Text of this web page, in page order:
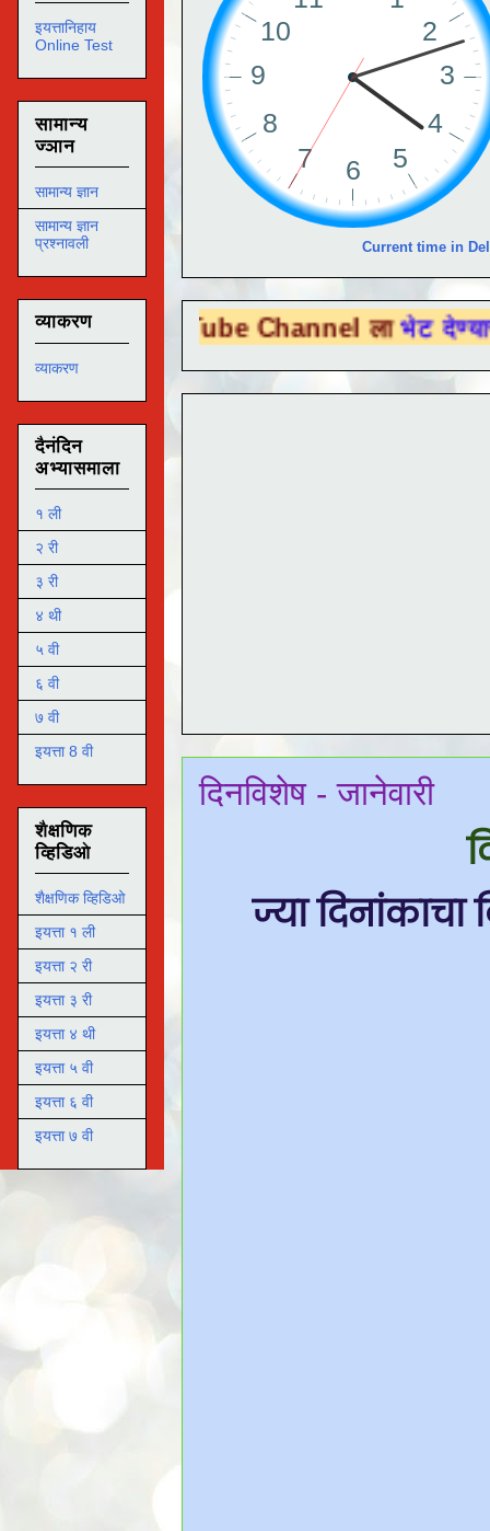
Current time in
You Tube Channel लाभेट देण्यासाठी येथे
दिनविशेष - जानेवारी
ज्या
इयत्तानिहाय
Online Test
सामान्य
ज्ञान
सामान्य ज्ञान
सामान्य ज्ञान
प्रश्नावली
व्याकरण
व्याकरण
दैनंदिन
अभ्यासमाला
१ ली
२ री
३ री
४ थी
५ वी
६ वी
७ वी
इयत्ता 8 वी
शैक्षणिक
व्हिडिओ
शैक्षणिक व्हिडिओ
इयत्ता १ ली
इयत्ता २ री
इयत्ता ३ री
इयत्ता ४ थी
इयत्ता ५ वी
इयत्ता ६ वी
इयत्ता ७ वी